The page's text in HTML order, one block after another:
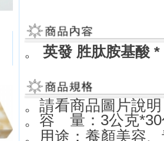
。 英發 胜肽胺基酸 *
。請看商品圖片說明
。容 量：3公克*30
。用途：養顏美容